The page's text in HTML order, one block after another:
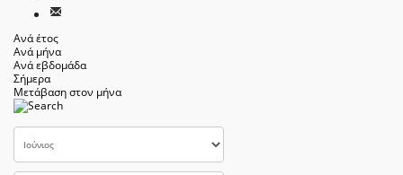
Ανά έτος
Ανά μήνα
Ανά εβδομάδα
Σήμερα
Μετάβαση στον μήνα